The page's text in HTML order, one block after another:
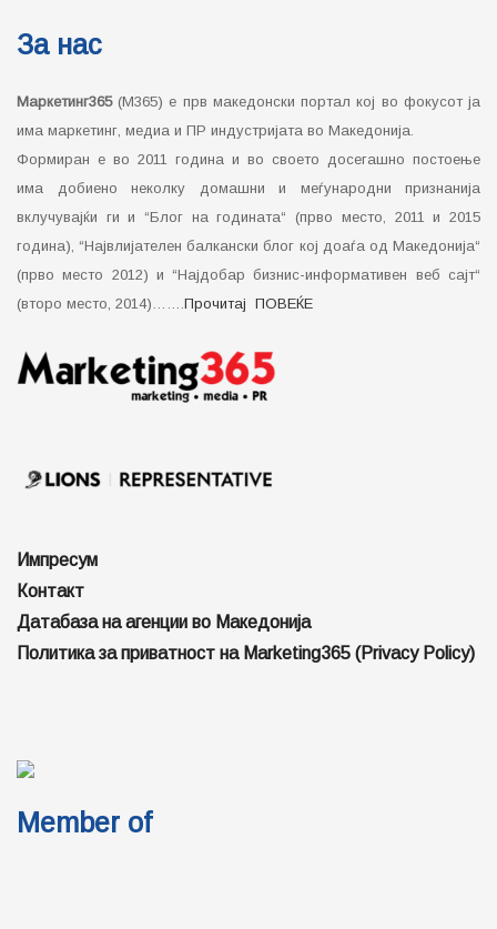
За нас
Маркетинг365(М365) е прв македонски портал кој во фокусот ја
има маркетинг, медиа и ПР индустријата во Македонија.
Формиран е во 2011 година и во своето досегашно постоење
има добиено неколку домашни и меѓународни признанија
вклучувајќи ги и “Блог на годината“ (прво место, 2011 и 2015
година), “Највлијателен балкански блог кој доаѓа од Македонија“
(прво место 2012) и “Најдобар бизнис-информативен веб сајт“
(второ место, 2014)…….Прочитај ПОВЕЌЕ
Импресум
Контакт
Датабаза на агенции во Македонија
Политика за приватност на Marketing365 (Privacy Policy)
Member of